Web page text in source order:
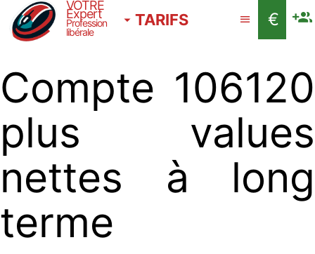
VOTRE
Expert
Profession
libérale
TARIFS €
Compte 106120
plus values
nettes à long
terme